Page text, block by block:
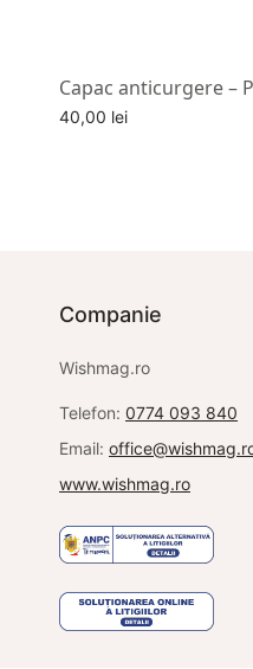
Capac anticurgere –
40,00 lei
Companie
Wishmag.ro
Telefon:0774 093 840
Email:
www.wishmag.ro